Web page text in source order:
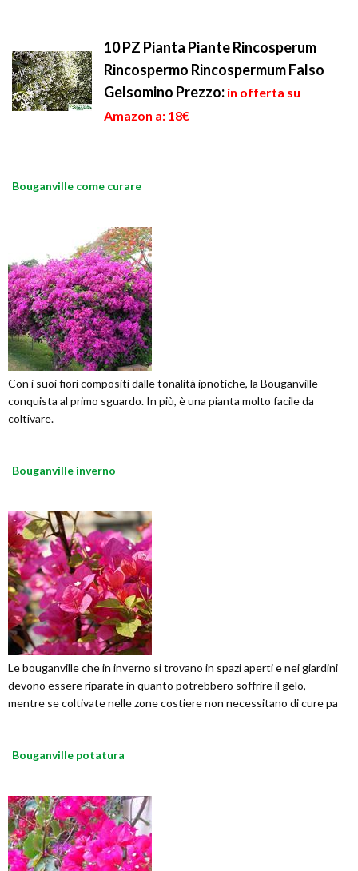
10 PZ Pianta Piante Rincosperum
Rincospermo Rincospermum Falso
Gelsomino Prezzo: in offerta su
Amazon a: 18€
Bouganville come curare
Con i suoi fiori compositi dalle tonalità ipnotiche, la Bouganville
conquista al primo sguardo. In più, è una pianta molto facile da
coltivare.
Bouganville inverno
Le bouganville che in inverno si trovano in spazi aperti e nei giardini
devono essere riparate in quanto potrebbero soffrire il gelo,
mentre se coltivate nelle zone costiere non necessitano di cure pa
Bouganville potatura